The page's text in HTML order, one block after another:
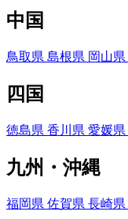
中国
鳥取県 島根県 岡山県
四国
徳島県 香川県 愛媛県
九州・沖縄
福岡県 佐賀県 長崎県